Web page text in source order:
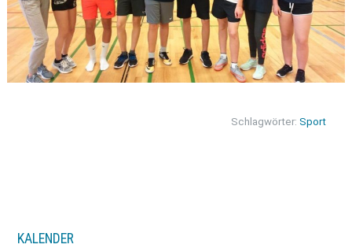
Schlagwörter:Sport
KALENDER